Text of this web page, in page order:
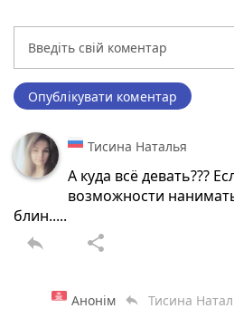
Опублікувати коментар
Тисина Наталья
А куда всё девать???
возможности
блин.....
reply share
Анонім reply Тисина